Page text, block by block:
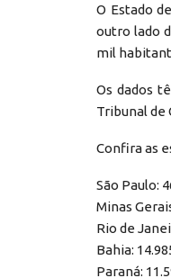
O Estado
outro lado
mil
Os dados
Tribunal de
Confira as
São Paulo:
Minas
Rio de
Bahia:
Paraná: